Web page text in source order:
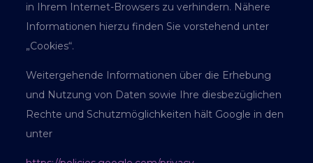
in Ihrem Internet-Browsers zu verhindern. Nähere
Informationen hierzu finden Sie vorstehend unter
„Cookies“.
Weitergehende Informationen über die Erhebung
und Nutzung von Daten sowie Ihre diesbezüglichen
Rechte und Schutzmöglichkeiten hält Google in den
unter